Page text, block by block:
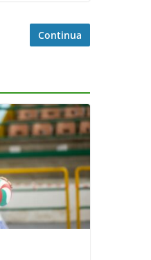
Continua